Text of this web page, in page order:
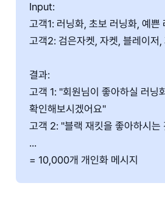
Input:
고객1: 러닝화, 초보 러닝화, 예쁜
고객2: 검은자켓, 자켓, 블레이저,
결과:
고객 1: "회원님이 좋아하실 러닝
확인해보시겠어요"
고객 2: "블랙 재킷을 좋아하시는
...
= 10,000개 개인화 메시지